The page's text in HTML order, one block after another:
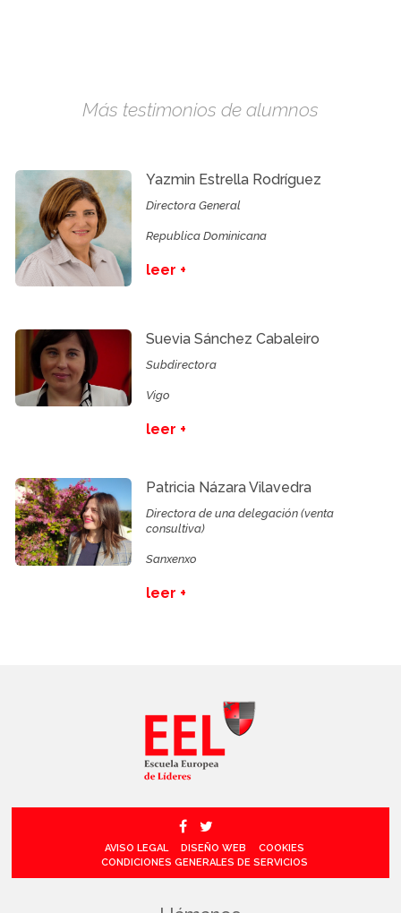
Más testimonios de alumnos
Yazmin Estrella Rodríguez
Directora General
Republica Dominicana
leer +
Suevia Sánchez Cabaleiro
Subdirectora
Vigo
leer +
Patricia Názara Vilavedra
Directora de una delegación (venta
consultiva)
Sanxenxo
leer +
AVISO LEGAL DISEÑO WEB
COOKIES
CONDICIONES GENERALES DE SERVICIOS